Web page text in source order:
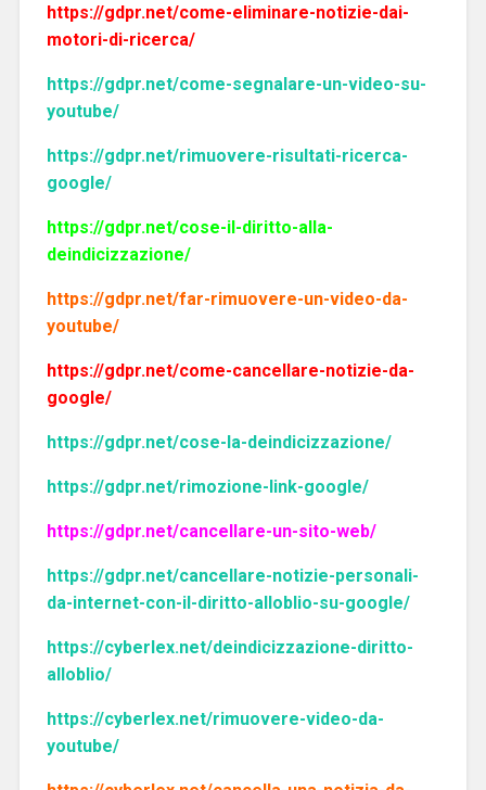
https://gdpr.net/come-eliminare-notizie-dai-
motori-di-ricerca/
https://gdpr.net/come-segnalare-un-video-su-
youtube/
https://gdpr.net/rimuovere-risultati-ricerca-
google/
https://gdpr.net/cose-il-diritto-alla-
deindicizzazione/
https://gdpr.net/far-rimuovere-un-video-da-
youtube/
https://gdpr.net/come-cancellare-notizie-da-
google/
https://gdpr.net/cose-la-deindicizzazione/
https://gdpr.net/rimozione-link-google/
https://gdpr.net/cancellare-un-sito-web/
https://gdpr.net/cancellare-notizie-personali-
da-internet-con-il-diritto-alloblio-su-google/
https://cyberlex.net/deindicizzazione-diritto-
alloblio/
https://cyberlex.net/rimuovere-video-da-
youtube/